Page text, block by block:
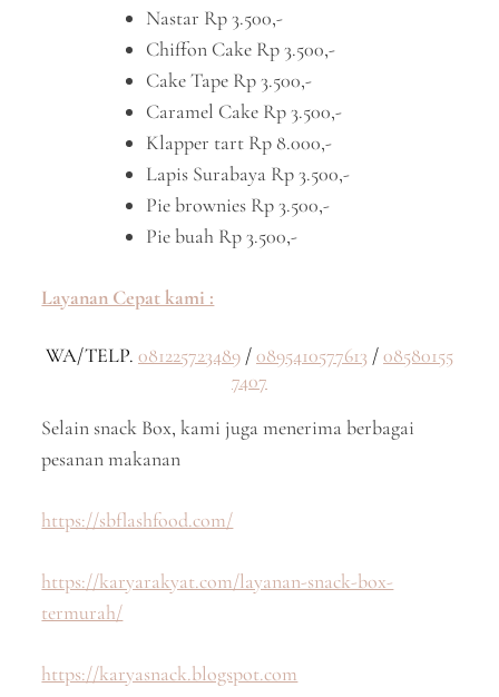
Nastar Rp 3.500,-
Chiffon Cake Rp 3.500,-
Cake Tape Rp 3.500,-
Caramel Cake Rp 3.500,-
Klapper tart Rp 8.000,-
Lapis Surabaya Rp 3.500,-
Pie brownies Rp 3.500,-
Pie buah Rp 3.500,-
Layanan Cepat kami :
WA/TELP. 081225723489 /0895410577613 /08580155
7407
Selain snack Box, kami juga menerima berbagai
pesanan makanan
https://sbflashfood.com/
https://karyarakyat.com/layanan-snack-box-
termurah/
https://karyasnack.blogspot.com